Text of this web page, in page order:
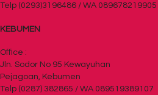
Telp (0293)3196486 / WA 089678219905
KEBUMEN
Office :
Jln. Sodor No 95 Kewayuhan
Pejagoan, Kebumen
Telp (0287) 382865 / WA 089519389107